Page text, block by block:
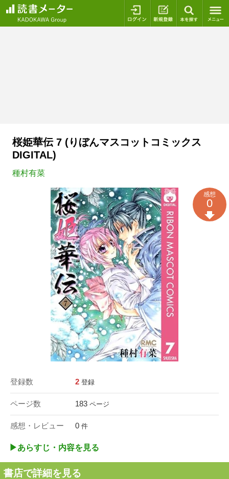
ログイン 新規登録
桜姫華伝 7 (りぼんマスコットコミックス
DIGITAL)
種村有菜
登録数 2 登録
ページ数 183 ページ
感想・レビュー 0 件
感想
0
▶︎あらすじ・内容を見る
書店で詳細を見る